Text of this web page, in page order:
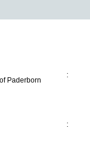
Paderborn
:
: